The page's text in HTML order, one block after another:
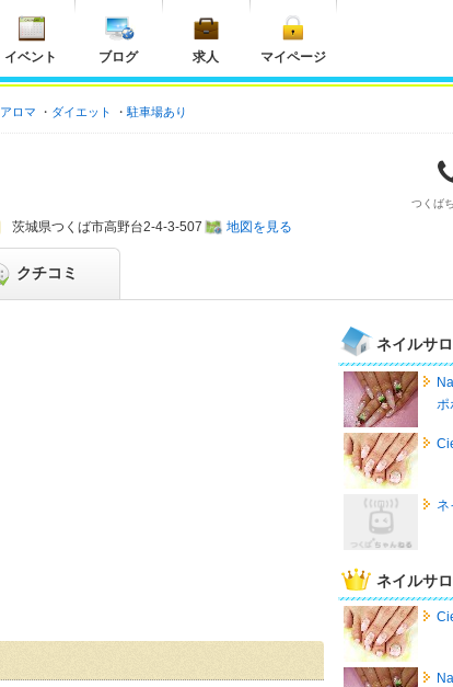
イベント ブログ 求人 マイページ
アロマ ダイエット 駐車場あり
つくば
茨城県つくば市高野台2-4-3-507 地図を見る
クチコミ
ネイルサ
ポ
ネ
ネイルサ